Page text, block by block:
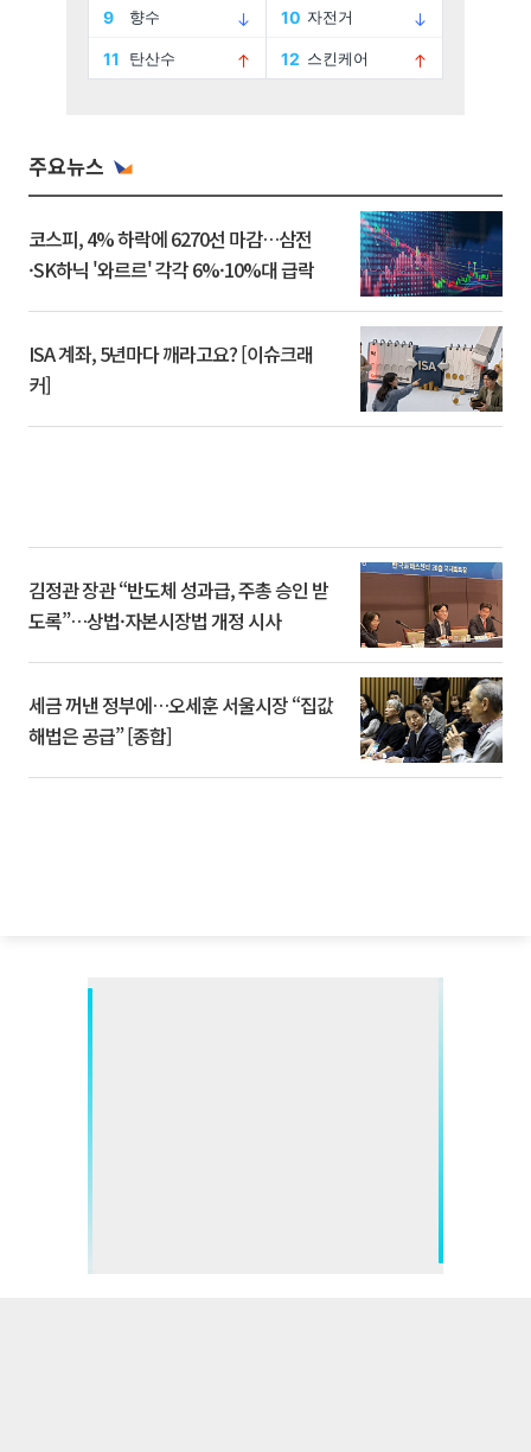
주요뉴스
코스피, 4% 하락에 6270선 마감…삼전
·SK하닉 '와르르' 각각 6%·10%대 급락
ISA 계좌, 5년마다 깨라고요? [이슈크래
커]
김정관 장관 “반도체 성과급, 주총 승인 받
도록”…상법·자본시장법 개정 시사
세금 꺼낸 정부에…오세훈 서울시장 “집값
해법은 공급” [종합]